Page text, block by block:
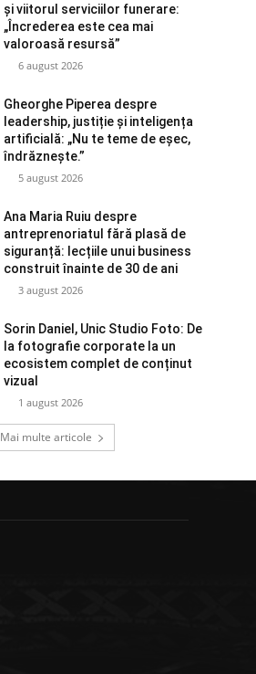
și viitorul serviciilor funerare:
„Încrederea este cea mai
valoroasă resursă”
6 august 2026
Gheorghe Piperea despre
leadership, justiție și inteligența
artificială: „Nu te teme de eșec,
îndrăznește.”
5 august 2026
Ana Maria Ruiu despre
antreprenoriatul fără plasă de
siguranță: lecțiile unui business
construit înainte de 30 de ani
3 august 2026
Sorin Daniel, Unic Studio Foto: De
la fotografie corporate la un
ecosistem complet de conținut
vizual
1 august 2026
Mai multe articole